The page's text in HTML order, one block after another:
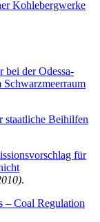
Kohlebergwerke
bei der Odessa-
staatliche Beihilfen
für
.
– Coal Regulation